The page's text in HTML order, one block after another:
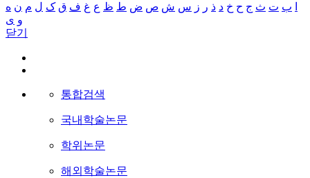
ب ت ث ج ح خ د ذ ر ز س ش ص ض ط ظ ع غ ف ق ک ل م ن ه
و ی
닫기
통합검색
국내학술논문
학위논문
해외학술논문